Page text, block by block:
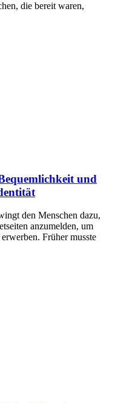
die bereit waren,
und
den Menschen dazu,
anzumelden, um
Früher musste